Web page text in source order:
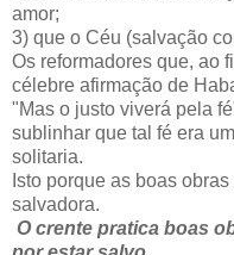
amor;
3) que o Céu (salvação
Os reformadores que, ao
célebre afirmação de
"Mas o justo viverá pela
sublinhar que tal fé era
solitaria.
Isto porque as boas
salvadora.
O crente pratica boas